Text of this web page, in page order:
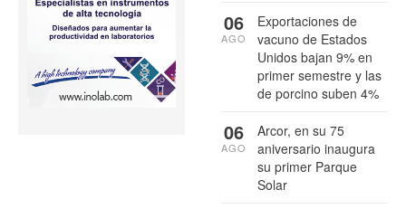
Exportaciones de
vacuno de Estados
Unidos bajan 9% en
primer semestre y las
de porcino suben 4%
06
AGO
Arcor, en su 75
aniversario inaugura
su primer Parque
Solar
06
AGO